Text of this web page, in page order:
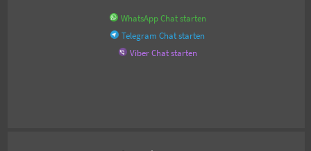
WhatsApp Chat starten
Telegram Chat starten
Viber Chat starten